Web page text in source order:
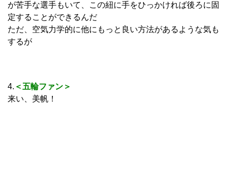
が苦手な選手もいて、この紐に手をひっかければ後ろに固
定することができるんだ
ただ、空気力学的に他にもっと良い方法があるような気も
するが
4. ＜五輪ファン＞
来い、美帆！